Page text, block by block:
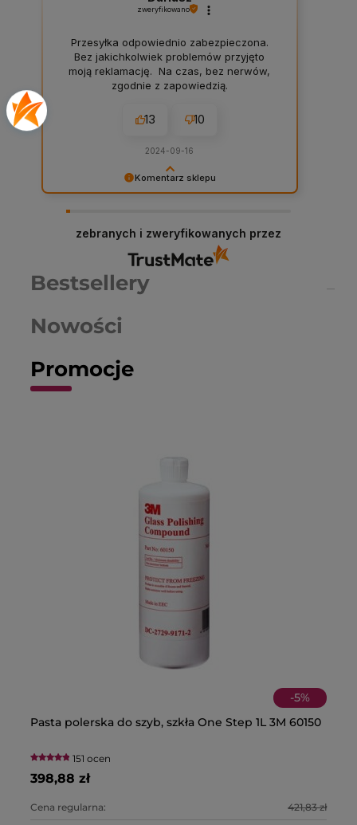
Komentarz sklepu
sklepu! W Chemiczna-hurtownia.pl stawiamy na
najwyższą jakość obsługi i asortymentu, dlatego
każda taka opinia jest dla nas cenna. Dzięki
Twojemu feedbackowi możemy jeszcze lepiej
dostosować nasze usługi do potrzeb naszych
zweryfikowano
Przesyłka odpowiednio zabezpieczona.
Bez jakichkolwiek problemów przyjęto
moją reklamację. Na czas, bez nerwów,
zgodnie z zapowiedzią.
13 10
2024-09-16
zebranych i zweryfikowanych przez
Promocje
Nowości
Bestsellery
-5%
Pasta polerska do szyb, szkła One Step 1L 3M 60150
151 ocen
398,88 zł
Cena regularna: 421,83 zł